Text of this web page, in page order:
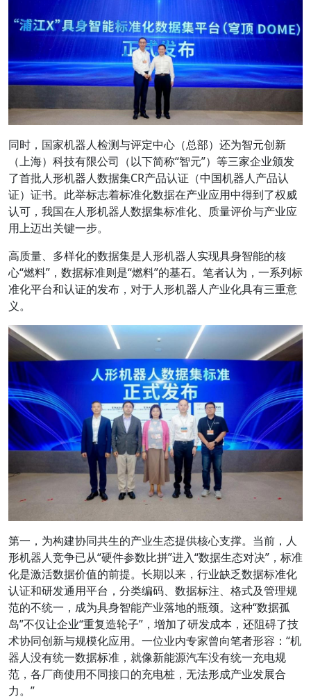
同时，国家机器人检测与评定中心（总部）还为智元创新
（上海）科技有限公司（以下简称“智元”）等三家企业颁发
了首批人形机器人数据集CR产品认证（中国机器人产品认
证）证书。此举标志着标准化数据在产业应用中得到了权威
认可，我国在人形机器人数据集标准化、质量评价与产业应
用上迈出关键一步。
高质量、多样化的数据集是人形机器人实现具身智能的核
心“燃料”，数据标准则是“燃料”的基石。笔者认为，一系列标
准化平台和认证的发布，对于人形机器人产业化具有三重意
义。
第一，为构建协同共生的产业生态提供核心支撑。当前，人
形机器人竞争已从“硬件参数比拼”进入“数据生态对决”，标准
化是激活数据价值的前提。长期以来，行业缺乏数据标准化
认证和研发通用平台，分类编码、数据标注、格式及管理规
范的不统一，成为具身智能产业落地的瓶颈。这种“数据孤
岛”不仅让企业“重复造轮子”，增加了研发成本，还阻碍了技
术协同创新与规模化应用。一位业内专家曾向笔者形容：“机
器人没有统一数据标准，就像新能源汽车没有统一充电规
范，各厂商使用不同接口的充电桩，无法形成产业发展合
力。”